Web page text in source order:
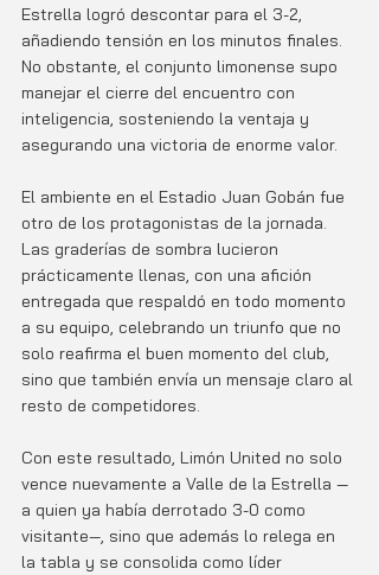
Estrella logró descontar para el 3-2,
añadiendo tensión en los minutos finales.
No obstante, el conjunto limonense supo
manejar el cierre del encuentro con
inteligencia, sosteniendo la ventaja y
asegurando una victoria de enorme valor.
El ambiente en el Estadio Juan Gobán fue
otro de los protagonistas de la jornada.
Las graderías de sombra lucieron
prácticamente llenas, con una afición
entregada que respaldó en todo momento
a su equipo, celebrando un triunfo que no
solo reafirma el buen momento del club,
sino que también envía un mensaje claro al
resto de competidores.
Con este resultado, Limón United no solo
vence nuevamente a Valle de la Estrella —
a quien ya había derrotado 3-0 como
visitante—, sino que además lo relega en
la tabla y se consolida como líder